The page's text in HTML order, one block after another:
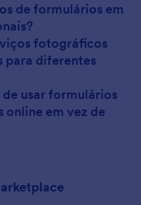
de formulários em
fotográficos
para diferentes
de usar formulários
em vez de